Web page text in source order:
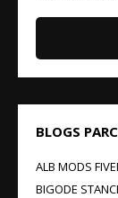
BLOGS
ALB MODS
BIGODE